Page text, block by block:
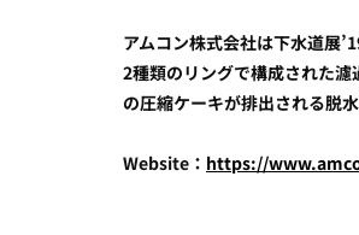
アムコン株式会社は下水道展
2種類のリングで構成された
の圧縮ケーキが排出される脱水
Website： https://